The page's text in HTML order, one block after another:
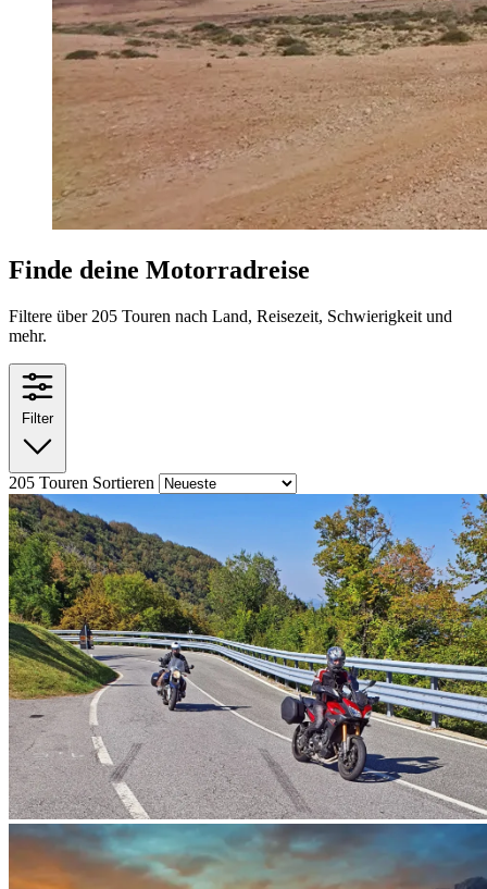
Finde deine Motorradreise
Filtere über 205 Touren nach Land, Reisezeit, Schwierigkeit und
mehr.
Filter
205 Touren Sortieren